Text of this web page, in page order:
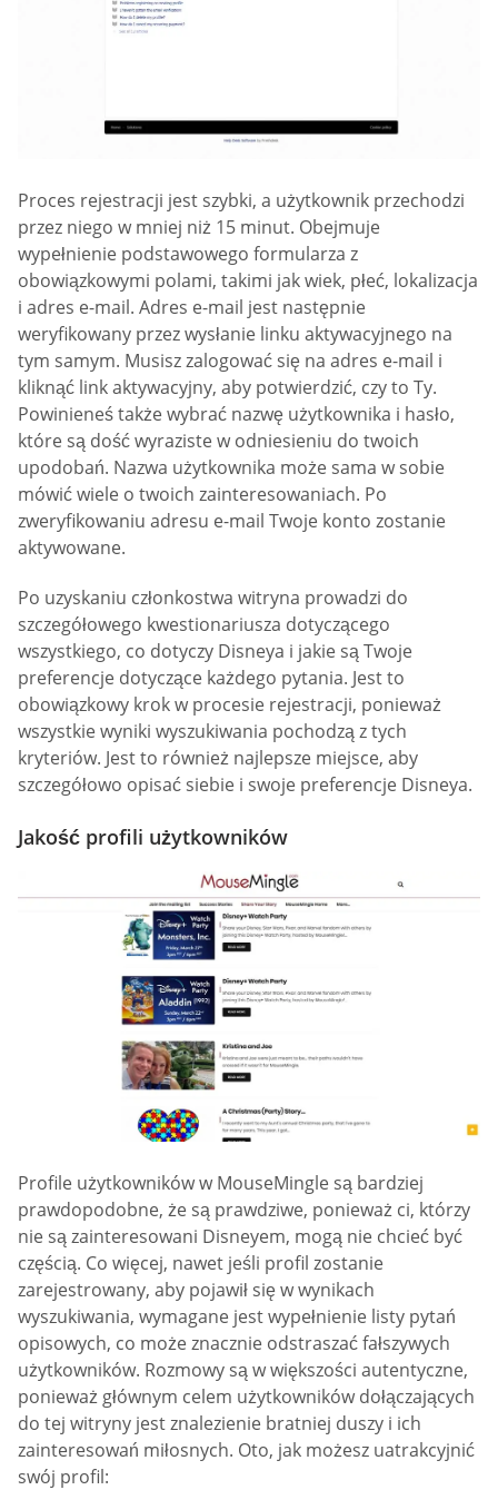
Proces rejestracji jest szybki, a użytkownik przechodzi
przez niego w mniej niż 15 minut. Obejmuje
wypełnienie podstawowego formularza z
obowiązkowymi polami, takimi jak wiek, płeć, lokalizacja
i adres e-mail. Adres e-mail jest następnie
weryfikowany przez wysłanie linku aktywacyjnego na
tym samym. Musisz zalogować się na adres e-mail i
kliknąć link aktywacyjny, aby potwierdzić, czy to Ty.
Powinieneś także wybrać nazwę użytkownika i hasło,
które są dość wyraziste w odniesieniu do twoich
upodobań. Nazwa użytkownika może sama w sobie
mówić wiele o twoich zainteresowaniach. Po
zweryfikowaniu adresu e-mail Twoje konto zostanie
aktywowane.
Po uzyskaniu członkostwa witryna prowadzi do
szczegółowego kwestionariusza dotyczącego
wszystkiego, co dotyczy Disneya i jakie są Twoje
preferencje dotyczące każdego pytania. Jest to
obowiązkowy krok w procesie rejestracji, ponieważ
wszystkie wyniki wyszukiwania pochodzą z tych
kryteriów. Jest to również najlepsze miejsce, aby
szczegółowo opisać siebie i swoje preferencje Disneya.
Jakość profili użytkowników
Profile użytkowników w MouseMingle są bardziej
prawdopodobne, że są prawdziwe, ponieważ ci, którzy
nie są zainteresowani Disneyem, mogą nie chcieć być
częścią. Co więcej, nawet jeśli profil zostanie
zarejestrowany, aby pojawił się w wynikach
wyszukiwania, wymagane jest wypełnienie listy pytań
opisowych, co może znacznie odstraszać fałszywych
użytkowników. Rozmowy są w większości autentyczne,
ponieważ głównym celem użytkowników dołączających
do tej witryny jest znalezienie bratniej duszy i ich
zainteresowań miłosnych. Oto, jak możesz uatrakcyjnić
swój profil: